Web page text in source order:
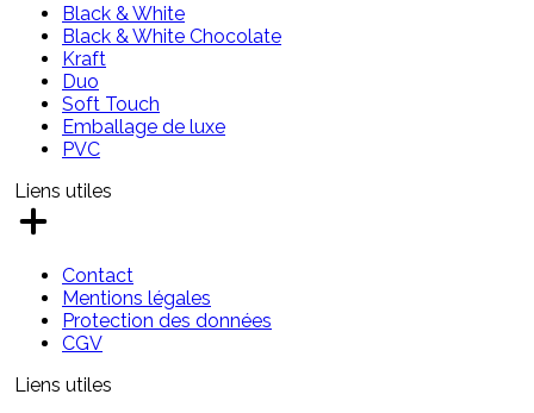
Black & White
Black & White Chocolate
Kraft
Duo
Soft Touch
Emballage de luxe
PVC
Liens utiles
Contact
Mentions légales
Protection des données
CGV
Liens utiles